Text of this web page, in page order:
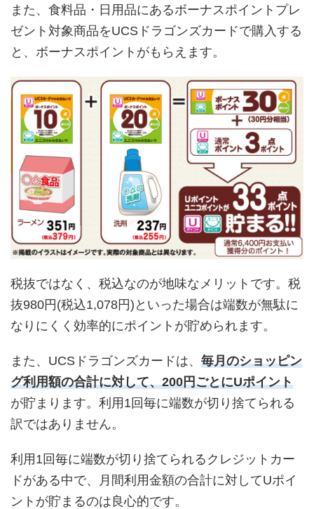
また、食料品・日用品にあるボーナスポイントプレ
ゼント対象商品をUCSドラゴンズカードで購入する
と、ボーナスポイントがもらえます。
税抜ではなく、税込なのが地味なメリットです。税
抜980円(税込1,078円)といった場合は端数が無駄に
なりにくく効率的にポイントが貯められます。
また、UCSドラゴンズカードは、 毎月のショッピン
グ利用額の合計に対して、200円ごとにUポイント
が貯まります。利用1回毎に端数が切り捨てられる
訳ではありません。
利用1回毎に端数が切り捨てられるクレジットカー
ドがある中で、月間利用金額の合計に対してUポイ
ントが貯まるのは良心的です。